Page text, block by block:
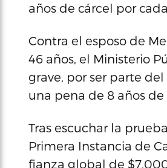
años de cárcel por
Contra el esposo de
46 años, el Ministerio
grave, por ser parte
una pena de 8 años de
Tras escuchar la
Primera Instancia de
fianza global de